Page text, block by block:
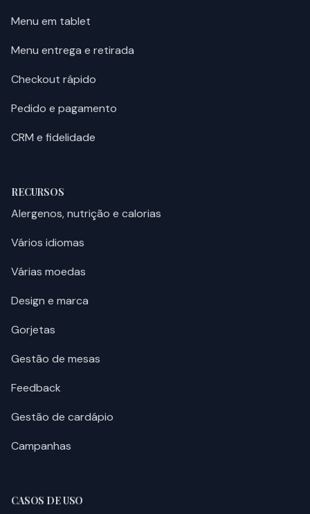
Menu em tablet
Menu entrega e retirada
Checkout rápido
Pedido e pagamento
CRM e fidelidade
RECURSOS
Alergenos, nutrição e calorias
Vários idiomas
Várias moedas
Design e marca
Gorjetas
Gestão de mesas
Feedback
Gestão de cardápio
Campanhas
CASOS DE USO